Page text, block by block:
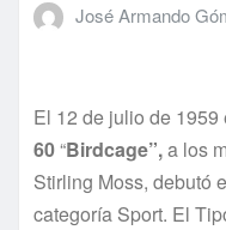
José Armando
El 12 de julio de 1959
60“Birdcage”,a los
Stirling Moss, debutó
categoría Sport. El